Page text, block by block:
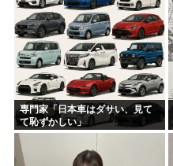
専門家「日本車はダサい、見て
て恥ずかしい」